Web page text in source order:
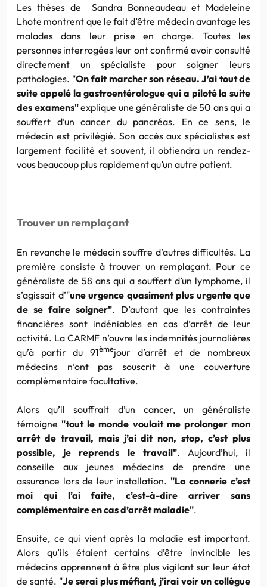
Les thèses de Sandra Bonneaudeau et Madeleine
Lhote montrent que le fait d’être médecin avantage les
malades dans leur prise en charge. Toutes les
personnes interrogées leur ont confirmé avoir consulté
directement un spécialiste poursoigner leurs
pathologies. "On fait marcher son réseau. J’ai tout de
suite appelé la gastroentérologue qui a piloté la suite
des examens"explique une généraliste de 50 ans qui a
souffert d’un cancer du pancréas. En ce sens, le
médecin est privilégié. Son accès aux spécialistesest
largement facilité et souvent, il obtiendra un rendez-
vous beaucoup plus rapidement qu’un autre patient.
Trouver un remplaçant
En revanche le médecin souffre d’autres difficultés. La
première consiste à trouver un remplaçant. Pource
généraliste de 58 ans qui a souffert d’un lymphome, il
s’agissait d’"une urgence quasiment plus urgenteque
de se faire soigner". D’autantque les contraintes
financières sont indéniables en cas d’arrêt de leur
activité. La CARMF n’ouvre les indemnités journalières
qu’à partir du 91èmejour d’arrêt et de nombreux
médecins n’ont pas souscrit à une couverture
complémentaire facultative.
Alors qu’il souffrait d’un cancer, un généraliste
témoigne "tout le monde voulait me prolonger mon
arrêt de travail, mais j’ai dit non, stop, c’estplus
possible, je reprends le travail". Aujourd’hui, il
conseille aux jeunes médecins de prendre une
assurance lors de leur installation. "La connerie c’est
moi qui l’ai faite, c’est-à-dire arriver sans
complémentaire en cas d’arrêt maladie".
Ensuite, ce qui vient après la maladie est important.
Alors qu’ils étaient certains d’être invincible les
médecins apprennent à être plus vigilant sur leur état
de santé. "Je serai plus méfiant, j’irai voir un collègue